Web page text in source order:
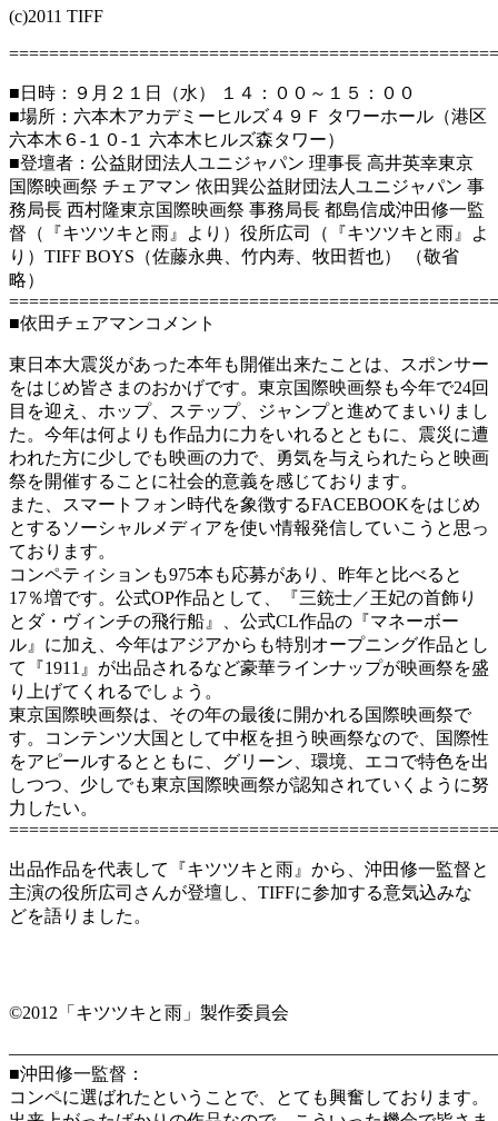
(c)2011 TIFF
■日時：９月２１日（水） １４：００～１５：００
■場所：六本木アカデミーヒルズ４９Ｆ タワーホール（港区
六本木６-１０-１ 六本木ヒルズ森タワー）
■登壇者：公益財団法人ユニジャパン 理事長 高井英幸東京
国際映画祭 チェアマン 依田巽公益財団法人ユニジャパン 事
務局長 西村隆東京国際映画祭 事務局長 都島信成沖田修一監
督（『キツツキと雨』より）役所広司（『キツツキと雨』よ
り）TIFF BOYS（佐藤永典、竹内寿、牧田哲也） （敬省
略）
■依田チェアマンコメント
東日本大震災があった本年も開催出来たことは、スポンサー
をはじめ皆さまのおかげです。東京国際映画祭も今年で24回
目を迎え、ホップ、ステップ、ジャンプと進めてまいりまし
た。今年は何よりも作品力に力をいれるとともに、震災に遭
われた方に少しでも映画の力で、勇気を与えられたらと映画
祭を開催することに社会的意義を感じております。
また、スマートフォン時代を象徴するFACEBOOKをはじめ
とするソーシャルメディアを使い情報発信していこうと思っ
ております。
コンペティションも975本も応募があり、昨年と比べると
17％増です。公式OP作品として、『三銃士／王妃の首飾り
とダ・ヴィンチの飛行船』、公式CL作品の『マネーボー
ル』に加え、今年はアジアからも特別オープニング作品とし
て『1911』が出品されるなど豪華ラインナップが映画祭を盛
り上げてくれるでしょう。
東京国際映画祭は、その年の最後に開かれる国際映画祭で
す。コンテンツ大国として中枢を担う映画祭なので、国際性
をアピールするとともに、グリーン、環境、エコで特色を出
しつつ、少しでも東京国際映画祭が認知されていくように努
力したい。
出品作品を代表して『キツツキと雨』から、沖田修一監督と
主演の役所広司さんが登壇し、TIFFに参加する意気込みな
どを語りました。
©2012「キツツキと雨」製作委員会
■沖田修一監督：
コンペに選ばれたということで、とても興奮しております。